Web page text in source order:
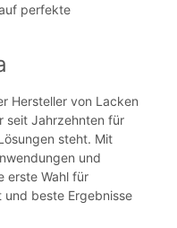
perfekte
Hersteller von Lacken
seit Jahrzehnten für
steht. Mit
und
erste Wahl für
beste Ergebnisse